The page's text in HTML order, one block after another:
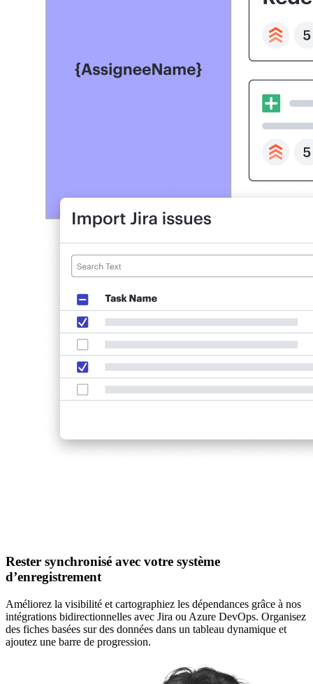
Rester synchronisé avec votre système
d’enregistrement
Améliorez la visibilité et cartographiez les dépendances grâce à nos
intégrations bidirectionnelles avec Jira ou Azure DevOps. Organisez
des fiches basées sur des données dans un tableau dynamique et
ajoutez une barre de progression.